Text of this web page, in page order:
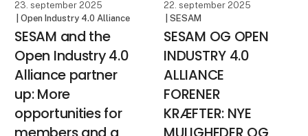
23. september 2025
| Open Industry 4.0 Alliance
SESAM and the
Open Industry 4.0
Alliance partner
up: More
opportunities for
22. september 2025
| SESAM
SESAM OG OPEN
INDUSTRY 4.0
ALLIANCE
FORENER
KRÆFTER: NYE